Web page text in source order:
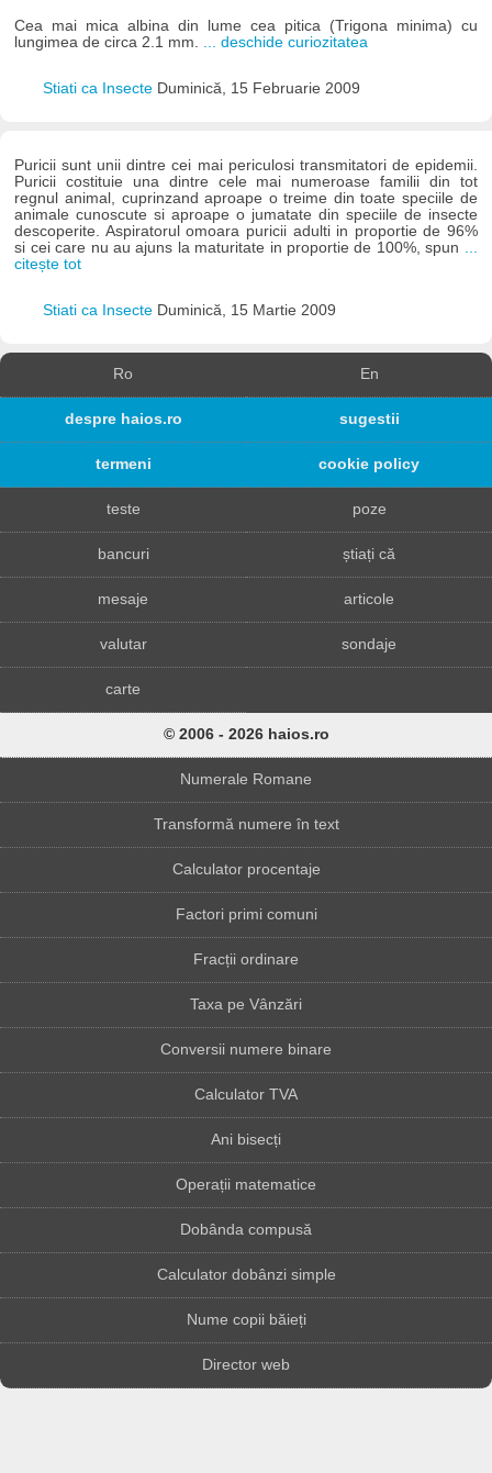
Cea mai mica albina din lume cea pitica (Trigona minima) cu
lungimea de circa 2.1 mm. ... deschide curiozitatea
Stiati ca Insecte Duminică, 15 Februarie 2009
Puricii sunt unii dintre cei mai periculosi transmitatori de epidemii.
Puricii costituie una dintre cele mai numeroase familii din tot
regnul animal, cuprinzand aproape o treime din toate speciile de
animale cunoscute si aproape o jumatate din speciile de insecte
descoperite. Aspiratorul omoara puricii adulti in proportie de 96%
si cei care nu au ajuns la maturitate in proportie de 100%, spun
citește tot
Stiati ca Insecte Duminică, 15 Martie 2009
Ro En
despre haios.ro sugestii
termeni cookie policy
teste poze
bancuri știați că
mesaje articole
valutar sondaje
carte
© 2006 - 2026 haios.ro
Numerale Romane
Transformă numere în text
Calculator procentaje
Factori primi comuni
Fracții ordinare
Taxa pe Vânzări
Conversii numere binare
Calculator TVA
Ani bisecți
Operații matematice
Dobânda compusă
Calculator dobânzi simple
Nume copii băieți
Director web